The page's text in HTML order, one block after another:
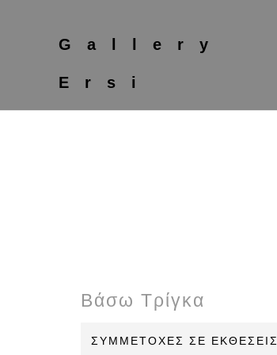
Gallery
Ersi
Βάσω Τρίγκα
ΣΥΜΜΕΤΟΧΕΣ ΣΕ ΕΚΘΕΣΕΙΣ